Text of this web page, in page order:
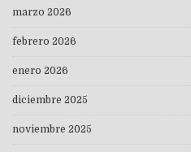
marzo 2026
febrero 2026
enero 2026
diciembre 2025
noviembre 2025